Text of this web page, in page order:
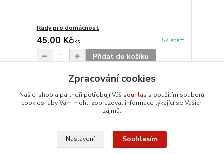
Rady pro domácnost
45,00 Kč/ks Skladem
Přidat do košíku
Načíst další produkty (20)
strana z 12další
Zpracování cookies
Náš e-shop a partneři potřebují Váš souhlas s použitím souborů
cookies, aby Vám mohli zobrazovat informace týkající se Vašich
zájmů.
Nastavení Souhlasím